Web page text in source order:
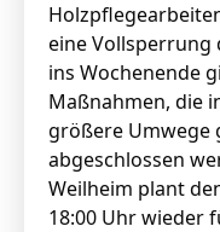
eine Vollsperrung
ins Wochenende
Maßnahmen, die
größere Umwege
abgeschlossen
Weilheim plant
18:00 Uhr wieder